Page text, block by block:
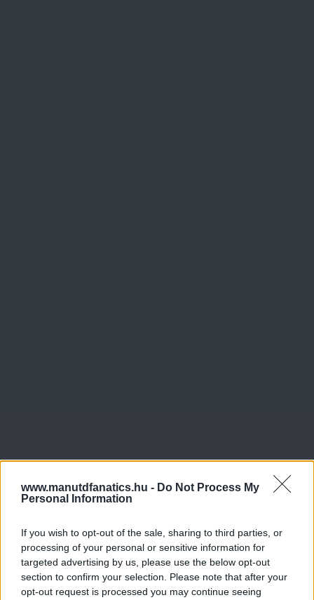
www.manutdfanatics.hu - Do Not Process My
Personal Information
If you wish to opt-out of the sale, sharing to third parties, or
processing of your personal or sensitive information for
targeted advertising by us, please use the below opt-out
section to confirm your selection. Please note that after your
opt-out request is processed you may continue seeing